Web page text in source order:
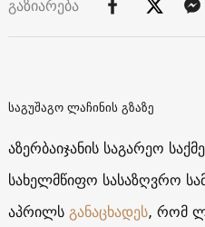
საგუშაგო ლაჩინის გზაზე
აზერბაიჯანის საგარეო
სახელმწიფო სასაზღვრო
აპრილსგანაცხადეს, რომ